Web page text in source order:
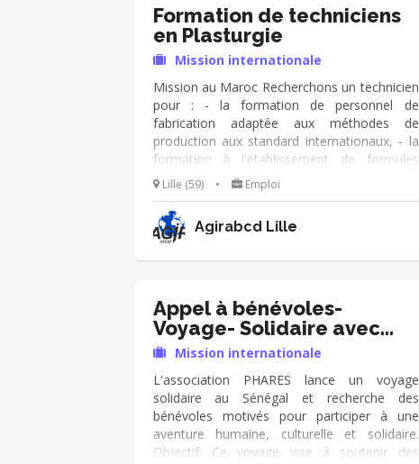
Formation de techniciens
en Plasturgie
Mission internationale
Mission au Maroc Recherchons un technicien
pour : - la formation de personnel de
fabrication adaptée aux méthodes de
production aux standard internationaux, - la
formation à l'établissement de formules
relatives aux demandes de clients, - la mise
en place des procédures de démarrage et
d'arrêt sur les machines de production. Durée
souhaitée 6 mois mais envisageable en 2
sessions de 3 mois,
Lille (59) • Emploi
Agirabcd Lille
Appel à bénévoles-
Voyage- Solidaire avec
PHARES
Mission internationale
L'association PHARES lance un voyage
solidaire au Sénégal et recherche des
bénévoles motivés pour participer à une
aventure humaine, culturelle et solidaire.
Objectif: Ce voyage vise à soutenir des